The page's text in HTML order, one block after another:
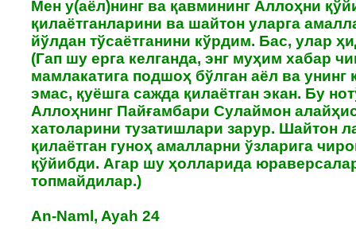
Мен у(аёл)нинг ва қавмининг Аллоҳни
қилаётганларини ва шайтон уларга
йўлдан тўсаётганини кўрдим. Бас, улар
(Гап шу ерга келганда, энг муҳим хабар
мамлакатига подшоҳ бўлган аёл ва унинг
эмас, қуёшга сажда қилаётган экан. Бу
Аллоҳнинг Пайғамбари Сулаймон
хатоларини тузатишлари зарур. Шайтон
қилаётган гуноҳ амалларни ўзларига
қўйибди. Агар шу ҳолларида
топмайдилар.)
An-Naml, Ayah 24